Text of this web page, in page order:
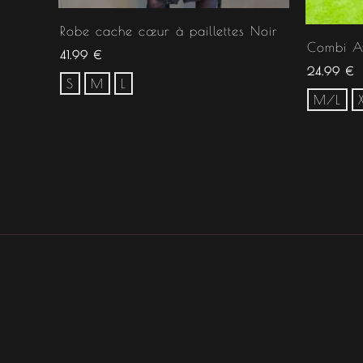
Robe cache cœur à paillettes Noir
41.99 €
S M L
Combi
24.99 €
M/L